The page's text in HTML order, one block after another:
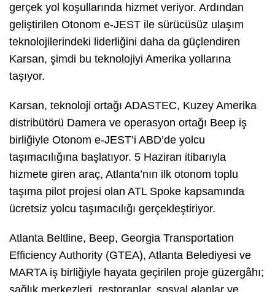
gerçek yol koşullarında hizmet veriyor. Ardından
geliştirilen Otonom e-JEST ile sürücüsüz ulaşım
teknolojilerindeki liderliğini daha da güçlendiren
Karsan, şimdi bu teknolojiyi Amerika yollarına
taşıyor.
Karsan, teknoloji ortağı ADASTEC, Kuzey Amerika
distribütörü Damera ve operasyon ortağı Beep iş
birliğiyle Otonom e-JEST’i ABD’de yolcu
taşımacılığına başlatıyor. 5 Haziran itibarıyla
hizmete giren araç, Atlanta’nın ilk otonom toplu
taşıma pilot projesi olan ATL Spoke kapsamında
ücretsiz yolcu taşımacılığı gerçekleştiriyor.
Atlanta Beltline, Beep, Georgia Transportation
Efficiency Authority (GTEA), Atlanta Belediyesi ve
MARTA iş birliğiyle hayata geçirilen proje güzergâhı;
sağlık merkezleri, restoranlar, sosyal alanlar ve